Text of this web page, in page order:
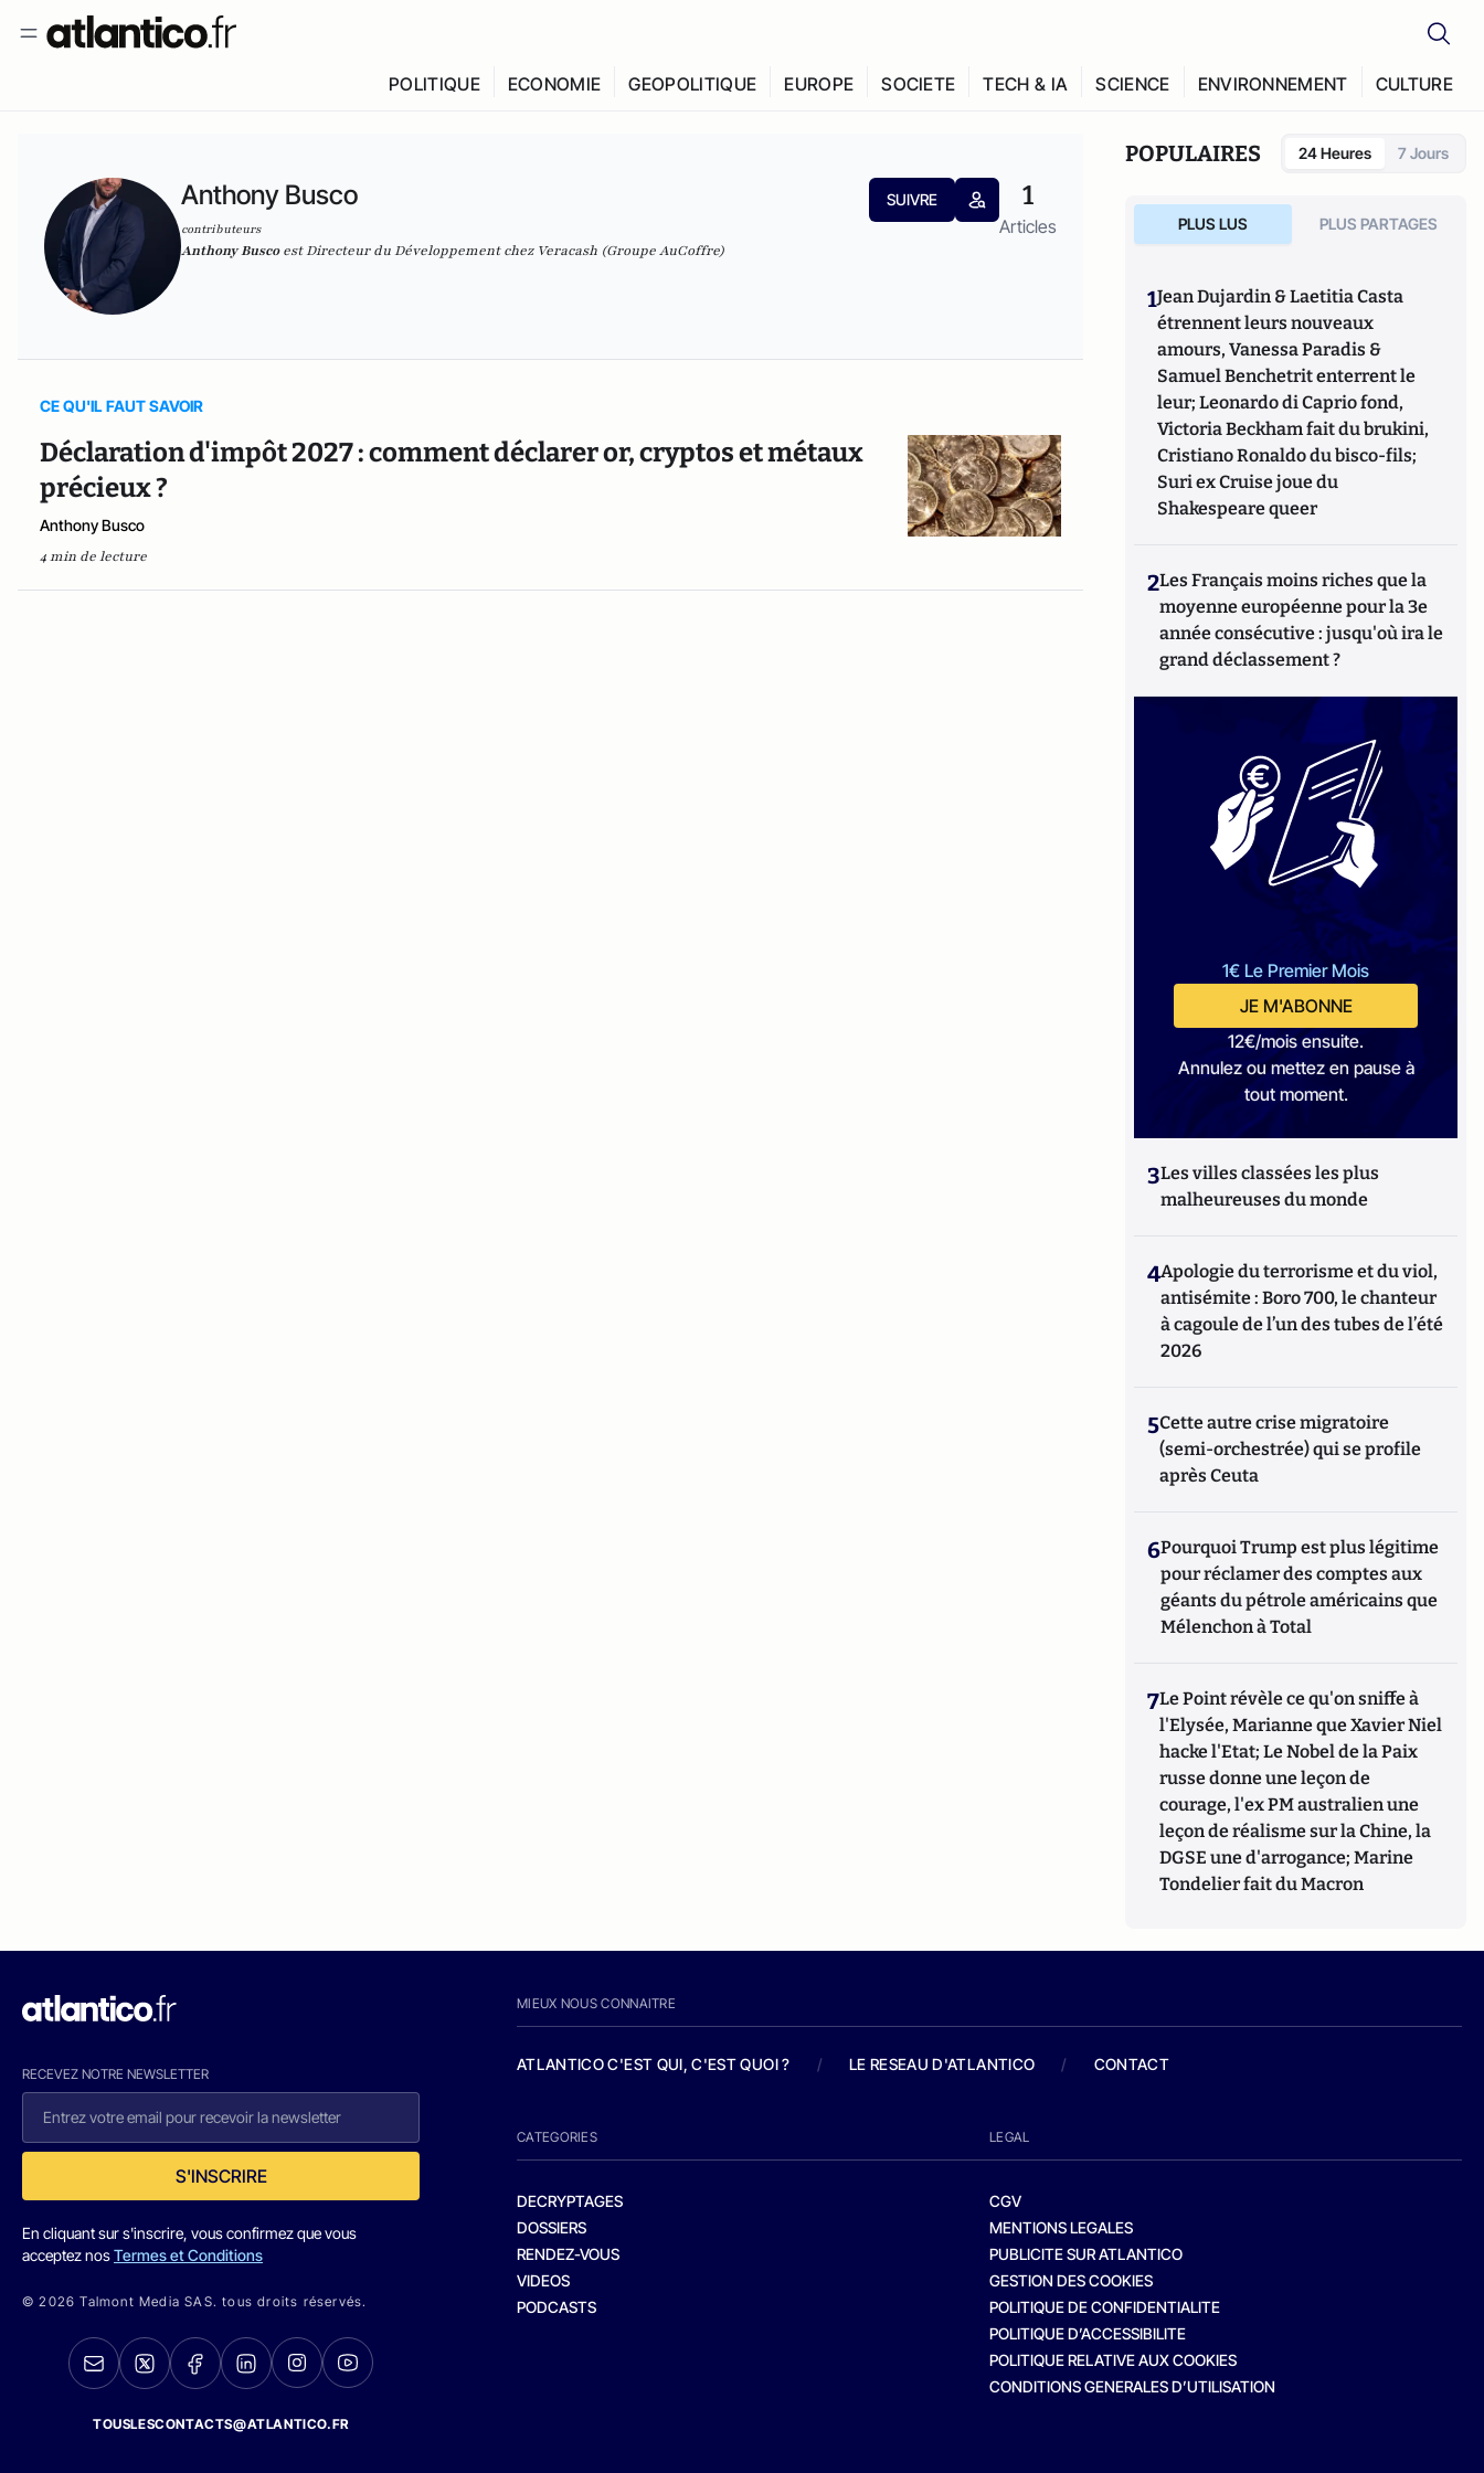
POLITIQUE ECONOMIE GEOPOLITIQUE EUROPE SOCIETE TECH & IA SCIENCE ENVIRONNEMENT CULTURE
Anthony Busco
contributeurs
SUIVRE 1
Articles
Anthony Buscoest Directeur du Développement chez Veracash (Groupe AuCoffre)
CE QU'IL FAUT SAVOIR
Déclaration d'impôt 2027 : comment déclarer or, cryptos et métaux
précieux ?
Anthony Busco
4 min de lecture
POPULAIRES 24 Heures 7 Jours
PLUS LUS PLUS PARTAGES
1Jean Dujardin & Laetitia Casta
étrennent leurs nouveaux
amours, Vanessa Paradis &
Samuel Benchetrit enterrent le
leur; Leonardo di Caprio fond,
Victoria Beckham fait du brukini,
Cristiano Ronaldo du bisco-fils;
Suri ex Cruise joue du
Shakespeare queer
2Les Français moins riches que la
moyenne européenne pour la 3e
année consécutive : jusqu'où ira le
grand déclassement ?
1€ Le Premier Mois
JE M'ABONNE
12€/mois ensuite.
Annulez ou mettez en pause à
tout moment.
3Les villes classées les plus
malheureuses du monde
4Apologie du terrorisme et du viol,
antisémite : Boro 700, le chanteur
à cagoule de l’un des tubes de l’été
2026
5Cette autre crise migratoire
(semi-orchestrée) qui se profile
après Ceuta
6Pourquoi Trump est plus légitime
pour réclamer des comptes aux
géants du pétrole américains que
Mélenchon à Total
7Le Point révèle ce qu'on sniffe à
l'Elysée, Marianne que Xavier Niel
hacke l'Etat; Le Nobel de la Paix
russe donne une leçon de
courage, l'ex PM australien une
leçon de réalisme sur la Chine, la
DGSE une d'arrogance; Marine
Tondelier fait du Macron
RECEVEZ NOTRE NEWSLETTER
S'INSCRIRE
En cliquant sur s'inscrire, vous confirmez que vous
acceptez nosTermes et Conditions
© 2026 Talmont Media SAS. tous droits réservés.
TOUSLESCONTACTS@ATLANTICO.FR
MIEUX NOUS CONNAITRE
ATLANTICO C'EST QUI, C'EST QUOI ? / LE RESEAU D'ATLANTICO / CONTACT
CATEGORIES
DECRYPTAGES
DOSSIERS
RENDEZ-VOUS
VIDEOS
PODCASTS
LEGAL
CGV
MENTIONS LEGALES
PUBLICITE SUR ATLANTICO
GESTION DES COOKIES
POLITIQUE DE CONFIDENTIALITE
POLITIQUE D’ACCESSIBILITE
POLITIQUE RELATIVE AUX COOKIES
CONDITIONS GENERALES D’UTILISATION